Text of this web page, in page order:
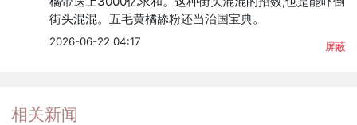
街头混混。五毛黄橘舔粉还当治国宝典。
2026-06-22 04:17 屏蔽
相关新闻